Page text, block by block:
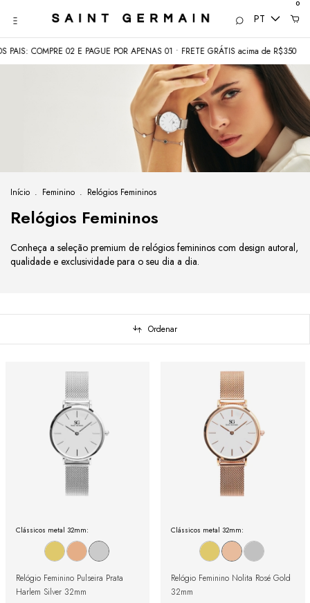
PT
0
02 E PAGUE POR APENAS 01 • FRETE GRÁTIS acima de R$350
Início . Feminino . Relógios Femininos
Relógios Femininos
Conheça a seleção premium de relógios femininos com design autoral,
qualidade e exclusividade para o seu dia a dia.
Ordenar
Clássicos metal 32mm:
Relógio Feminino Pulseira Prata
Harlem Silver 32mm
Clássicos metal 32mm:
Relógio Feminino Nolita Rosé Gold
32mm